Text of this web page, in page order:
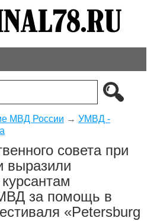
МВД России → УМВД -
совета при
выразили
за помощь в
«Petersburg